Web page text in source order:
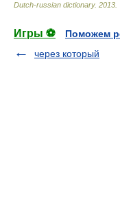
Dutch-russian dictionary. 2013
Игры ⚽
Поможем
через который